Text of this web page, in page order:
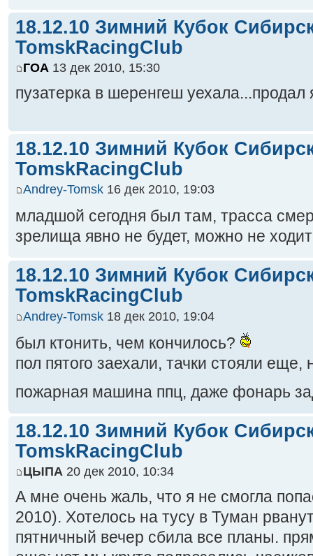
18.12.10 Зимний Кубок
TomskRacingClub
ГОА 13 дек 2010, 15:30
пузатерка в шеренгеш уехала...продал
18.12.10 Зимний Кубок
TomskRacingClub
Andrey-Tomsk 16 дек 2010, 19:03
младшой сегодня был там, трасса
зрелища явно не будет, можно не
18.12.10 Зимний Кубок
TomskRacingClub
Andrey-Tomsk 18 дек 2010, 19:04
был ктонить, чем кончилось?
пол пятого заехали, тачки стояли
пожарная машина ппц, даже фонарь
18.12.10 Зимний Кубок
TomskRacingClub
ЦЫПА 20 дек 2010, 10:34
А мне очень жаль, что я не смогла
2010). Хотелось на тусу в Туман
пятничный вечер сбила все планы.